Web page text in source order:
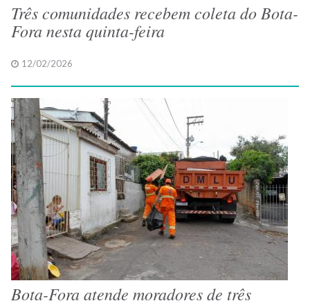
Três comunidades recebem coleta do Bota-
Fora nesta quinta-feira
12/02/2026
Bota-Fora atende moradores de três